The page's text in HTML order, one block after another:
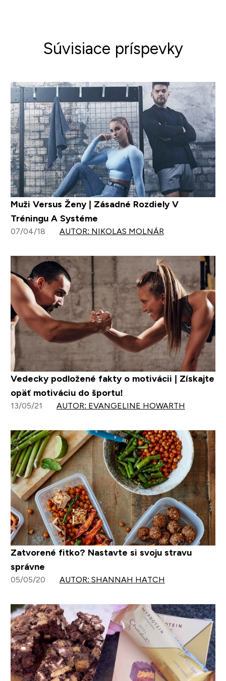
Súvisiace príspevky
Muži Versus Ženy | Zásadné Rozdiely V
Tréningu A Systéme
07/04/18 AUTOR: NIKOLAS MOLNÁR
Vedecky podložené fakty o motivácii | Získajte
opäť motiváciu do športu!
13/05/21 AUTOR: EVANGELINE HOWARTH
Zatvorené fitko? Nastavte si svoju stravu
správne
05/05/20 AUTOR: SHANNAH HATCH